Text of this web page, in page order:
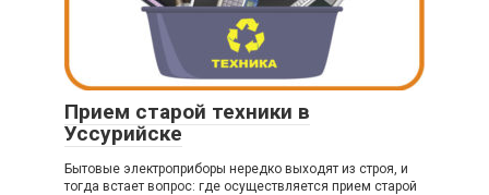
Прием старой техники в
Уссурийске
Бытовые электроприборы нередко выходят из строя, и
тогда встает вопрос: где осуществляется прием старой